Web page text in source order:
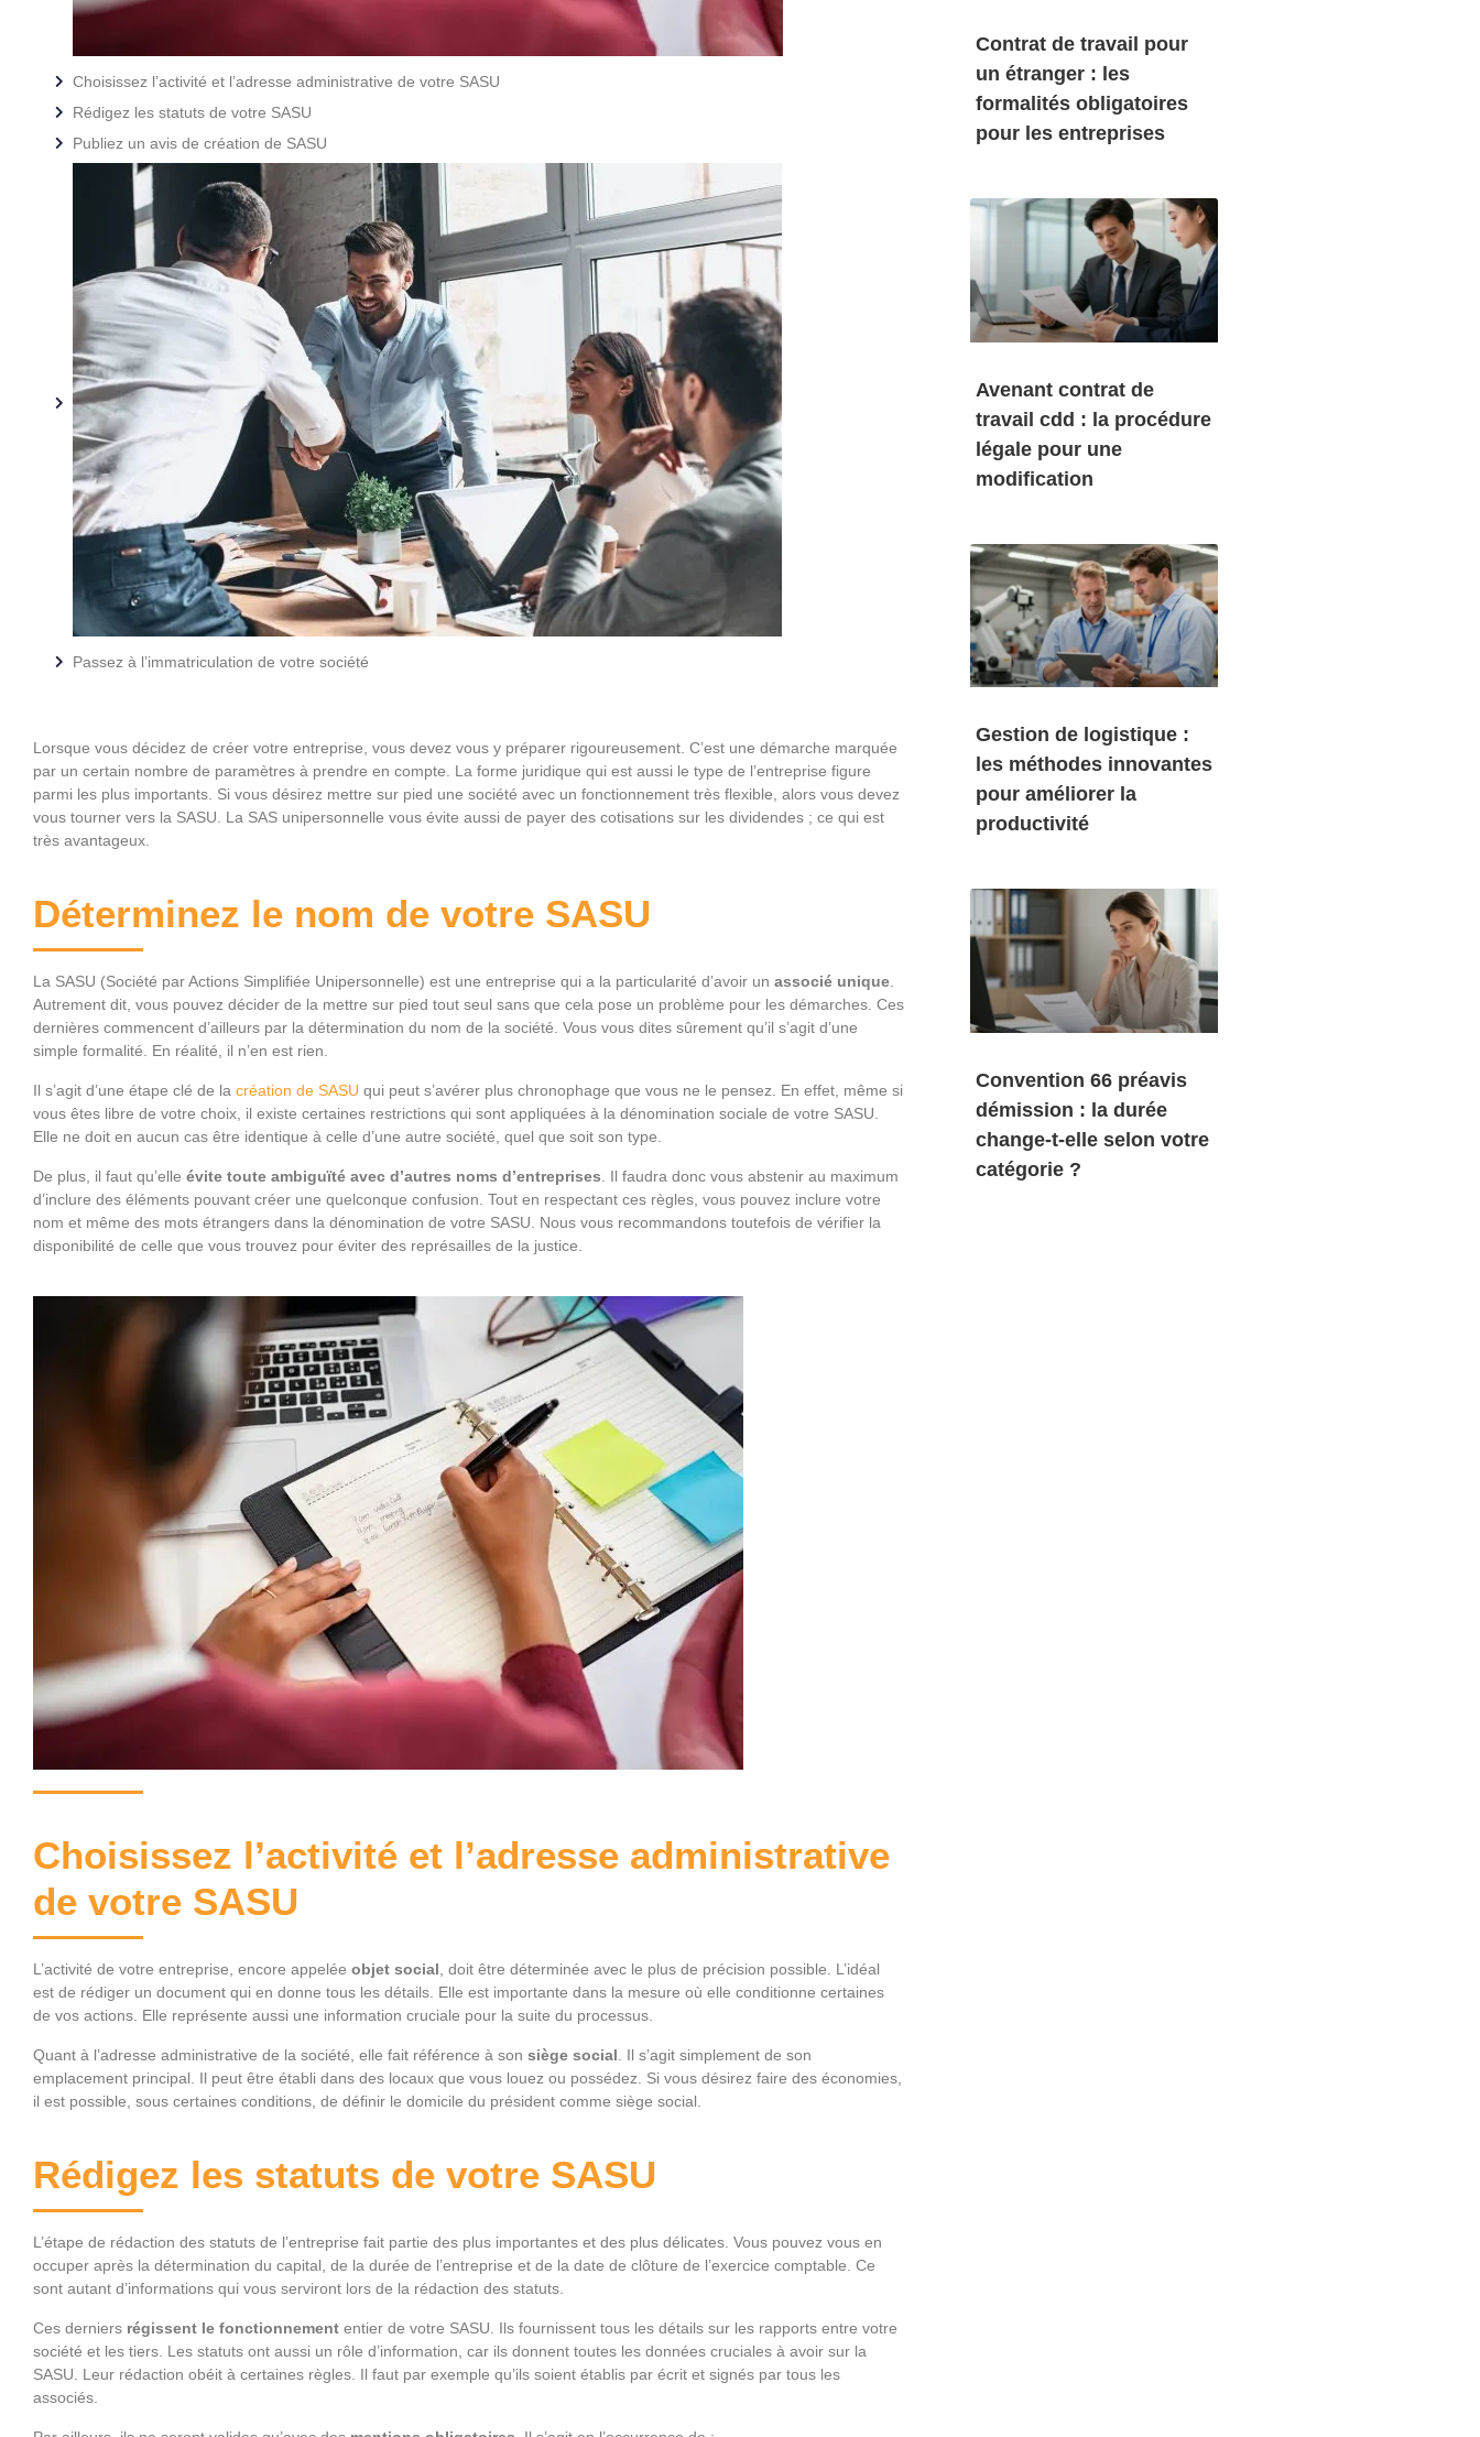
Choisissez l’activité et l’adresse administrative de votre SASU
Rédigez les statuts de votre SASU
Publiez un avis de création de SASU
Passez à l’immatriculation de votre société
Lorsque vous décidez de créer votre entreprise, vous devez vous y préparer rigoureusement. C’est une démarche marquée
par un certain nombre de paramètres à prendre en compte. La forme juridique qui est aussi le type de l’entreprise figure
parmi les plus importants. Si vous désirez mettre sur pied une société avec un fonctionnement très flexible, alors vous devez
vous tourner vers la SASU. La SAS unipersonnelle vous évite aussi de payer des cotisations sur les dividendes ; ce qui est
très avantageux.
Déterminez le nom de votre SASU
La SASU (Société par Actions Simplifiée Unipersonnelle) est une entreprise qui a la particularité d’avoir un associé unique
Autrement dit, vous pouvez décider de la mettre sur pied tout seul sans que cela pose un problème pour les démarches. Ces
dernières commencent d’ailleurs par la détermination du nom de la société. Vous vous dites sûrement qu’il s’agit d’une
simple formalité. En réalité, il n’en est rien.
Il s’agit d’une étape clé de la création de SASU qui peut s’avérer plus chronophage que vous ne le pensez. En effet, même si
vous êtes libre de votre choix, il existe certaines restrictions qui sont appliquées à la dénomination sociale de votre SASU.
Elle ne doit en aucun cas être identique à celle d’une autre société, quel que soit son type.
De plus, il faut qu’elle évite toute ambiguïté avec d’autres noms d’entreprises . Il faudra donc vous abstenir au maximum
d’inclure des éléments pouvant créer une quelconque confusion. Tout en respectant ces règles, vous pouvez inclure votre
nom et même des mots étrangers dans la dénomination de votre SASU. Nous vous recommandons toutefois de vérifier la
disponibilité de celle que vous trouvez pour éviter des représailles de la justice.
Choisissez l’activité et l’adresse administrative
de votre SASU
L’activité de votre entreprise, encore appelée objet social , doit être déterminée avec le plus de précision possible. L’idéal
est de rédiger un document qui en donne tous les détails. Elle est importante dans la mesure où elle conditionne certaines
de vos actions. Elle représente aussi une information cruciale pour la suite du processus.
Quant à l’adresse administrative de la société, elle fait référence à son siège social . Il s’agit simplement de son
emplacement principal. Il peut être établi dans des locaux que vous louez ou possédez. Si vous désirez faire des économies,
il est possible, sous certaines conditions, de définir le domicile du président comme siège social.
Rédigez les statuts de votre SASU
L’étape de rédaction des statuts de l’entreprise fait partie des plus importantes et des plus délicates. Vous pouvez vous en
occuper après la détermination du capital, de la durée de l’entreprise et de la date de clôture de l’exercice comptable. Ce
sont autant d’informations qui vous serviront lors de la rédaction des statuts.
Ces derniers régissent le fonctionnement entier de votre SASU. Ils fournissent tous les détails sur les rapports entre votre
société et les tiers. Les statuts ont aussi un rôle d’information, car ils donnent toutes les données cruciales à avoir sur la
SASU. Leur rédaction obéit à certaines règles. Il faut par exemple qu’ils soient établis par écrit et signés par tous les
associés.
Contrat de travail pour
un étranger : les
formalités obligatoires
pour les entreprises
Avenant contrat de
travail cdd : la procédure
légale pour une
modification
Gestion de logistique :
les méthodes innovantes
pour améliorer la
productivité
Convention 66 préavis
démission : la durée
change-t-elle selon votre
catégorie ?